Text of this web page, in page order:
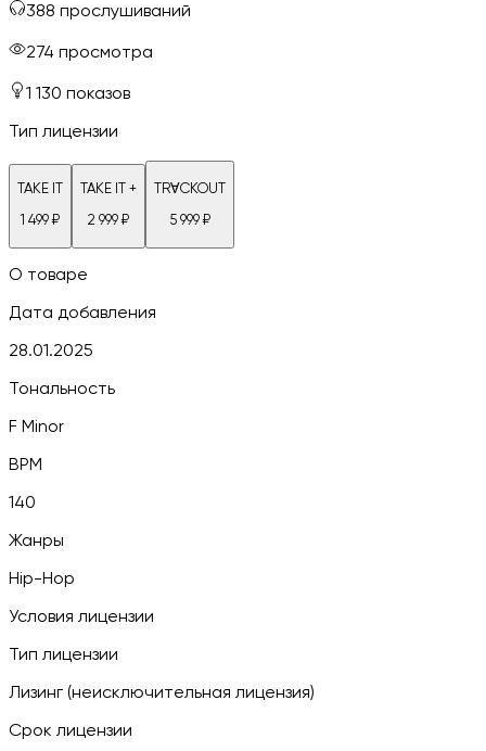
388 прослушиваний
274 просмотра
1 130 показов
Тип лицензии
TAKE IT
1 499₽
TAKE IT +
2 999₽
TRⱯCKOUT
5 999₽
О товаре
Дата добавления
28.01.2025
Тональность
F Minor
BPM
140
Жанры
Hip-Hop
Условия лицензии
Тип лицензии
Лизинг (неисключительная лицензия)
Срок лицензии